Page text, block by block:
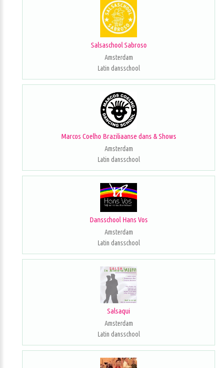
Salsaschool Sabroso
Amsterdam
Latin dansschool
Marcos Coelho Braziliaanse dans & Shows
Amsterdam
Latin dansschool
Dansschool Hans Vos
Amsterdam
Latin dansschool
Salsaqui
Amsterdam
Latin dansschool